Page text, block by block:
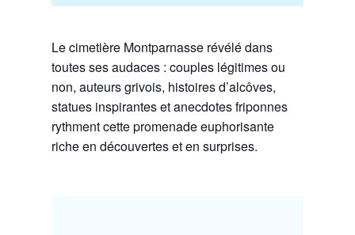
Le cimetière Montparnasse révélé dans
toutes ses audaces : couples légitimes ou
non, auteurs grivois, histoires d’alcôves,
statues inspirantes et anecdotes friponnes
rythment cette promenade euphorisante
riche en découvertes et en surprises.